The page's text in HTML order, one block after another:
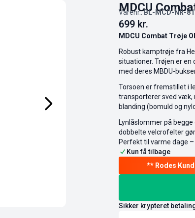
MDCU
Varenr.:BL-MCD-NR-
699 kr.
MDCU Combat Trøje
Robust kamptrøje fra
situationer. Trøjen er en
med deres MBDU-
Torsoen er fremstillet i
transporterer sved væk,
blanding (bomuld og
Lynlåslommer på
dobbelte velcrofelter
Perfekt til varme dage
Kun få tilbage
Sikker krypteret